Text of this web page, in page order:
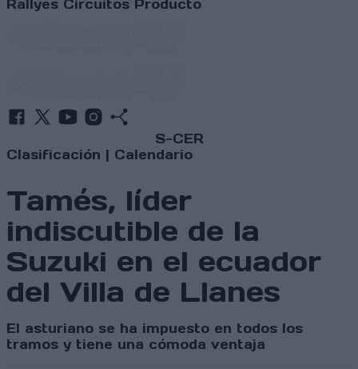
Rallyes Circuitos Producto
S-CER
Clasificación | Calendario
Tamés, líder
indiscutible de la
Suzuki en el ecuador
del Villa de Llanes
El asturiano se ha impuesto en todos los
tramos y tiene una cómoda ventaja